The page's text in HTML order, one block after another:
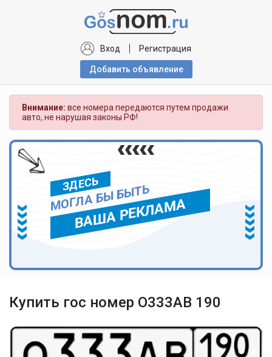
Вход Регистрация
Добавить объявлениe
Внимание: все номера передаются путем продажи
авто, не нарушая законы РФ!
ЗДЕСЬ
МОГЛА БЫ БЫТЬ
ВАША РЕКЛАМА
Купить гос номер О333АВ 190